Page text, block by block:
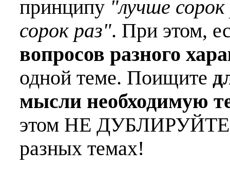
принципу "лучше
сорок раз". При этом,
вопросов разного
одной теме. Поищите
мысли необходимую
этом НЕ ДУБЛИРУЙТЕ
разных темах!